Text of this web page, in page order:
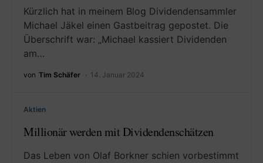
Kürzlich hat in meinem Blog Dividendensammler
Michael Jäkel einen Gastbeitrag gepostet. Die
Überschrift war: „Michael kassiert Dividenden
am…
von Tim Schäfer 14. Januar 2024
Aktien
Millionär werden mit Dividendenschätzen
Das Leben von Olaf Borkner schien vorbestimmt